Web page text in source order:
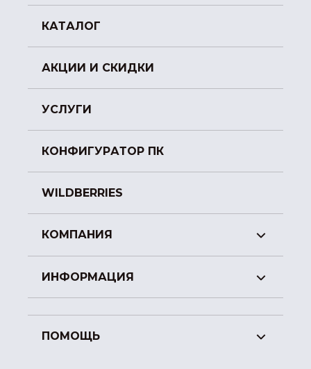
КАТАЛОГ
АКЦИИ И СКИДКИ
УСЛУГИ
КОНФИГУРАТОР ПК
WILDBERRIES
КОМПАНИЯ
ИНФОРМАЦИЯ
ПОМОЩЬ